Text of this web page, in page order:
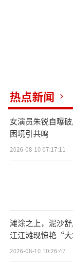
热点新闻
女演员朱锐自曝
困境引共鸣
2026-08-10 07:17:11
滩涂之上，泥沙
江江滩现惊艳“
2026-08-10 10:26:47